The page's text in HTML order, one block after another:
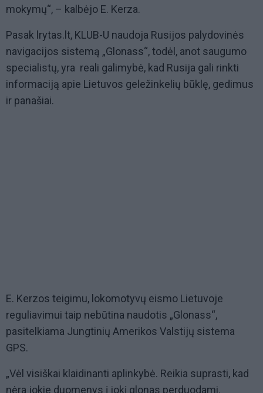
mokymų“, – kalbėjo E. Kerza.
Pasak lrytas.lt, KLUB-U naudoja Rusijos palydovinės
navigacijos sistemą „Glonass“, todėl, anot saugumo
specialistų, yra reali galimybė, kad Rusija gali rinkti
informaciją apie Lietuvos geležinkelių būklę, gedimus
ir panašiai.
E. Kerzos teigimu, lokomotyvų eismo Lietuvoje
reguliavimui taip nebūtina naudotis „Glonass“,
pasitelkiama Jungtinių Amerikos Valstijų sistema
GPS.
„Vėl visiškai klaidinanti aplinkybė. Reikia suprasti, kad
nėra jokie duomenys į jokį glonas perduodami.